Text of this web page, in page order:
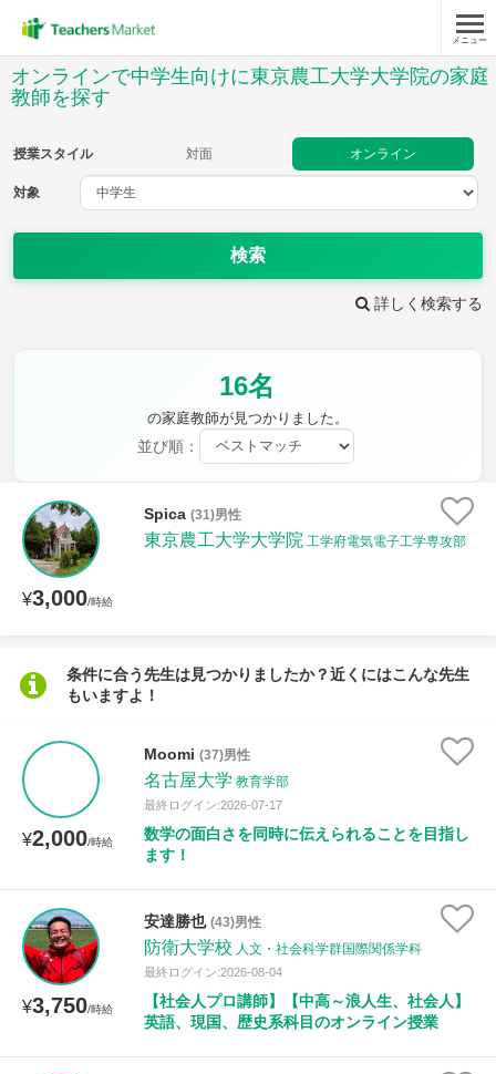
メニュー
オンラインで中学生向けに東京農工大学大学院の家庭
教師を探す
授業スタイル 対面 オンライン
対象
検索
詳しく検索する
16名
の家庭教師が見つかりました。
並び順：
¥3,000/時給
Spica (31)男性
東京農工大学大学院 工学府電気電子工学専攻部
条件に合う先生は見つかりましたか？近くにはこんな先生
もいますよ！
¥2,000/時給
Moomi (37)男性
名古屋大学 教育学部
最終ログイン:2026-07-17
数学の面白さを同時に伝えられることを目指し
ます！
¥3,750/時給
安達勝也 (43)男性
防衛大学校 人文・社会科学群国際関係学科
最終ログイン:2026-08-04
【社会人プロ講師】【中高～浪人生、社会人】
英語、現国、歴史系科目のオンライン授業
対象
地理
時給：¥1,000 ～ ¥10,000
授業可能日
月曜日
年齢：18-101歳
性別